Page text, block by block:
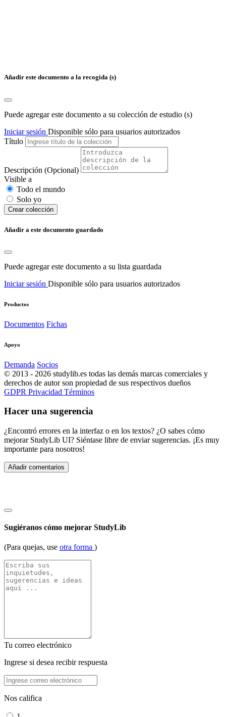
Añadir este documento a la recogida (s)
Puede agregar este documento a su colección de estudio (s)
Iniciar sesión Disponible sólo para usuarios autorizados
Título
Descripción (Opcional)
Visible a
Todo el mundo
Solo yo
Сrear colección
Añadir a este documento guardado
Puede agregar este documento a su lista guardada
Iniciar sesión Disponible sólo para usuarios autorizados
Productos
Documentos Fichas
Apoyo
Demanda Socios
© 2013 - 2026 studylib.es todas las demás marcas comerciales y
derechos de autor son propiedad de sus respectivos dueños
GDPR Privacidad Términos
Hacer una sugerencia
¿Encontró errores en la interfaz o en los textos? ¿O sabes cómo
mejorar StudyLib UI? Siéntase libre de enviar sugerencias. ¡Es muy
importante para nosotros!
Añadir comentarios
Sugiéranos cómo mejorar StudyLib
(Para quejas, use otra forma )
Tu correo electrónico
Ingrese si desea recibir respuesta
Nos califica